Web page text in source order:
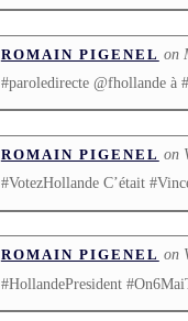
ROMAIN PIGENEL on
#paroledirecte @fhollande à
ROMAIN PIGENEL on
#VotezHollande C’était
ROMAIN PIGENEL on
#HollandePresident